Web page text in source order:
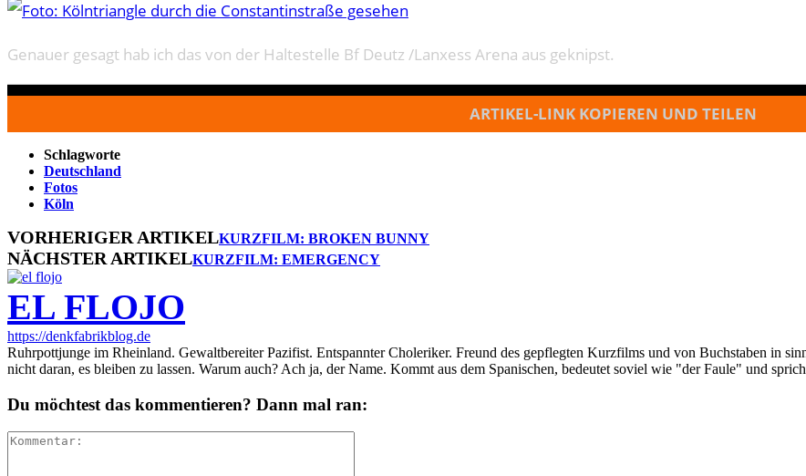
Genauer gesagt hab ich das von der Haltestelle Bf Deutz /Lanxess Arena aus geknipst.
ARTIKEL-LINK KOPIEREN UND TEILEN
Schlagworte
Deutschland
Fotos
Köln
VORHERIGER ARTIKELKURZFILM: BROKEN BUNNY
NÄCHSTER ARTIKELKURZFILM: EMERGENCY
EL FLOJO
https://denkfabrikblog.de
Ruhrpottjunge im Rheinland. Gewaltbereiter Pazifist. Entspannter Choleriker. Freund des gepflegten Kurzfilms und von Buchstaben in
nicht daran, es bleiben zu lassen. Warum auch? Ach ja, der Name. Kommt aus dem Spanischen, bedeutet soviel wie "der Faule" und
Du möchtest das kommentieren? Dann mal ran: